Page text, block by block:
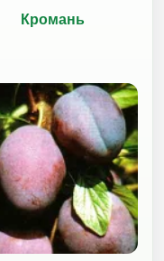
Кромань